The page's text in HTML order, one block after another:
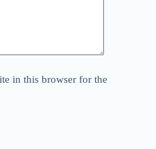
in this browser for the